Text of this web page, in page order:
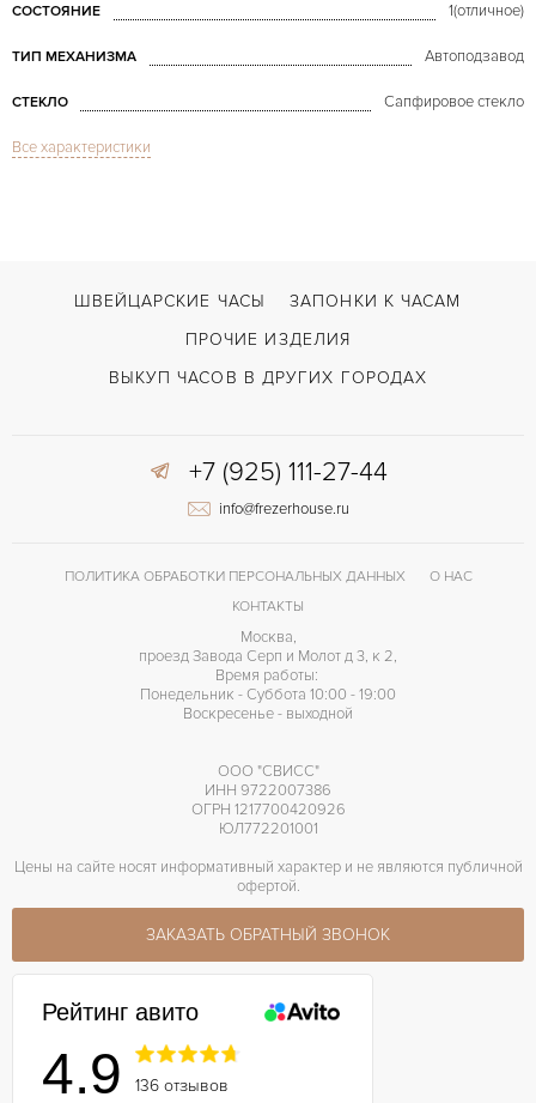
СОСТОЯНИЕ 1(отличное)
ТИП МЕХАНИЗМА Автоподзавод
СТЕКЛО Сапфировое стекло
ФУНКЦИИ
Двойной сложности застежка
Все характеристики
ШВЕЙЦАРСКИЕ ЧАСЫ
ЗАПОНКИ К ЧАСАМ
ПРОЧИЕ ИЗДЕЛИЯ
ВЫКУП ЧАСОВ В ДРУГИХ ГОРОДАХ
+7 (925) 111-27-44
info@frezerhouse.ru
ПОЛИТИКА ОБРАБОТКИ ПЕРСОНАЛЬНЫХ ДАННЫХ
О НАС
КОНТАКТЫ
Москва,
проезд Завода Серп и Молот д 3, к 2,
Время работы:
Понедельник - Суббота 10:00 - 19:00
Воскресенье - выходной
ООО "СВИСС"
ИНН 9722007386
ОГРН 1217700420926
ЮЛ772201001
Цены на сайте носят информативный характер и не являются публичной
офертой.
ЗАКАЗАТЬ ОБРАТНЫЙ ЗВОНОК
Рейтинг авито
4.9 136 отзывов